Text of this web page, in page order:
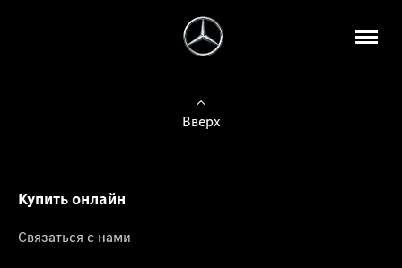
Вверх
Купить онлайн
Связаться с нами